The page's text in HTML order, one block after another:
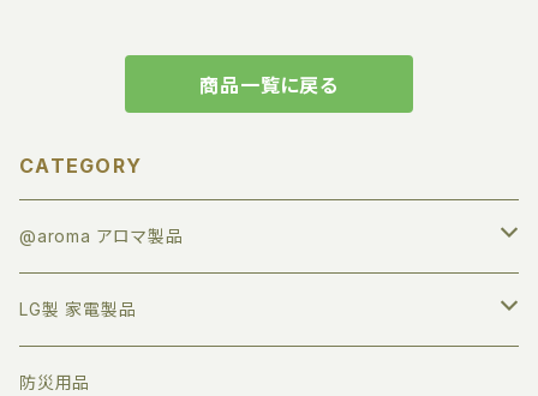
商品一覧に戻る
CATEGORY
@aroma アロマ製品
アロマオイル
すべて
業務用ディフューザー
LG製 家電製品
プロジェクター
防災用品